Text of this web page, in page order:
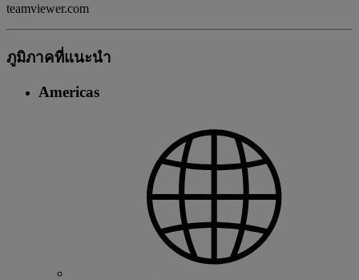
teamviewer.com
ภูมิภาคที่แนะนํา
Americas